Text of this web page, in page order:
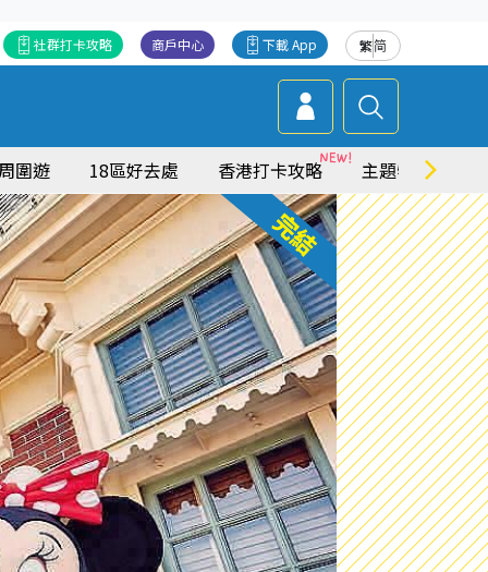
繁简
下載 App
商戶中心
社群打卡攻略
圍遊 18區好去處 香港打卡攻略 主題特集